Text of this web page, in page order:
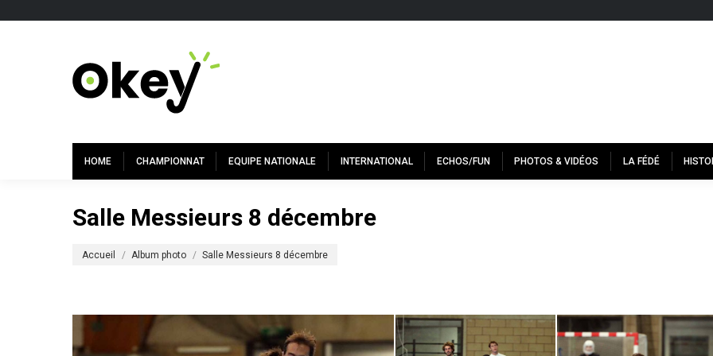
HOME CHAMPIONNAT EQUIPE NATIONALE INTERNATIONAL ECHOS/FUN PHOTOS & VIDÉOS LA FÉDÉ
Salle Messieurs 8 décembre
Accueil Album photo Salle Messieurs 8 décembre